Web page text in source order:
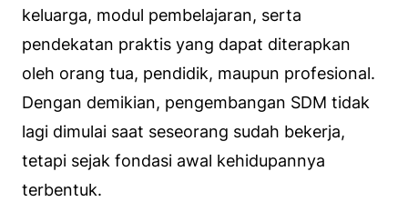
keluarga, modul pembelajaran, serta
pendekatan praktis yang dapat diterapkan
oleh orang tua, pendidik, maupun profesional.
Dengan demikian, pengembangan SDM tidak
lagi dimulai saat seseorang sudah bekerja,
tetapi sejak fondasi awal kehidupannya
terbentuk.